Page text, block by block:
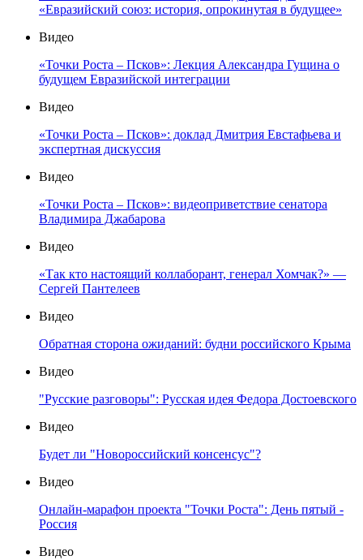
«Евразийский союз: история, опрокинутая в будущее»
Видео
«Точки Роста – Псков»: Лекция Александра Гущина о
будущем Евразийской интеграции
Видео
«Точки Роста – Псков»: доклад Дмитрия Евстафьева и
экспертная дискуссия
Видео
«Точки Роста – Псков»: видеоприветствие сенатора
Владимира Джабарова
Видео
«Так кто настоящий коллаборант, генерал Хомчак?» —
Сергей Пантелеев
Видео
Обратная сторона ожиданий: будни российского Крыма
Видео
"Русские разговоры": Русская идея Федора Достоевского
Видео
Будет ли "Новороссийский консенсус"?
Видео
Онлайн-марафон проекта "Точки Роста": День пятый -
Россия
Видео